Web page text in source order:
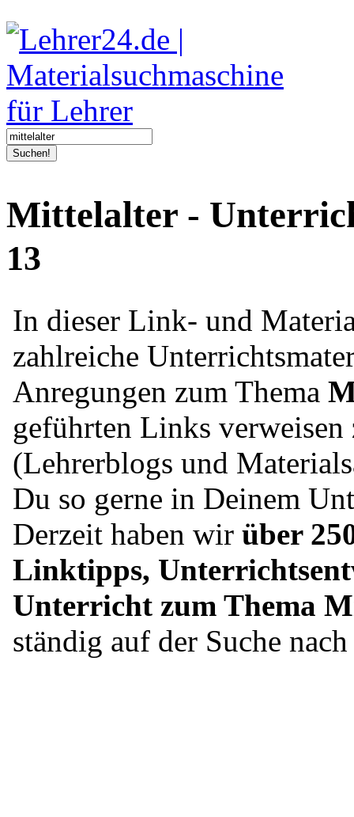
Suchen!
Mittelalter -
13
In dieser Link- und
zahlreiche
Anregungen zum Thema
geführten Links
(Lehrerblogs und
Du so gerne in Deinem
Derzeit haben wir über
Linktipps,
Unterricht zum Thema
ständig auf der Suche